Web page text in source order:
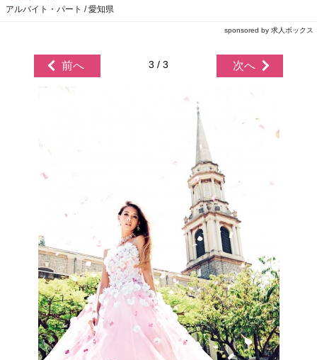
アルバイト・パート / 愛知県
sponsored by 求人ボックス
前へ 3 / 3 次へ